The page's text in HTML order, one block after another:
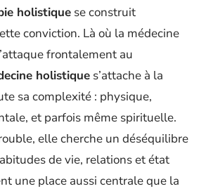
holistique se construit
conviction. Là où la médecine
frontalement au
holistique s’attache à la
sa complexité : physique,
et parfois même spirituelle.
elle cherche un déséquilibre
de vie, relations et état
une place aussi centrale que la